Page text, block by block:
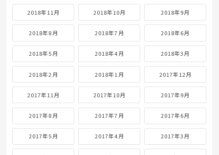
2018年11月 2018年10月 2018年9月
2018年8月 2018年7月 2018年6月
2018年5月 2018年4月 2018年3月
2018年2月 2018年1月 2017年12月
2017年11月 2017年10月 2017年9月
2017年8月 2017年7月 2017年6月
2017年5月 2017年4月 2017年3月